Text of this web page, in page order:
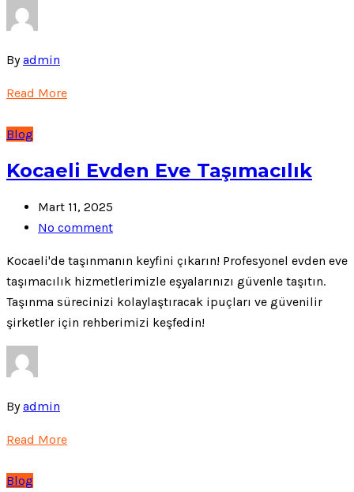
Byadmin
Read More
Blog
Kocaeli Evden Eve Taşımacılık
Mart 11, 2025
No comment
Kocaeli'de taşınmanın keyfini çıkarın! Profesyonel evden eve
taşımacılık hizmetlerimizle eşyalarınızı güvenle taşıtın.
Taşınma sürecinizi kolaylaştıracak ipuçları ve güvenilir
şirketler için rehberimizi keşfedin!
Byadmin
Read More
Blog